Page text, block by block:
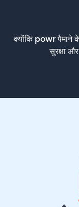
क्योंकि powr पैमाने
सुरक्षा